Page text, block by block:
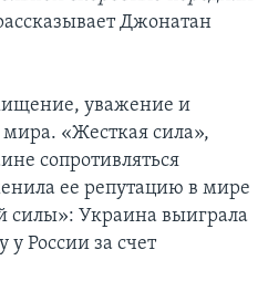
Джонатан
уважение и
мира. «Жесткая сила»,
сопротивляться
ее репутацию в мире
силы»: Украина выиграла
России за счет